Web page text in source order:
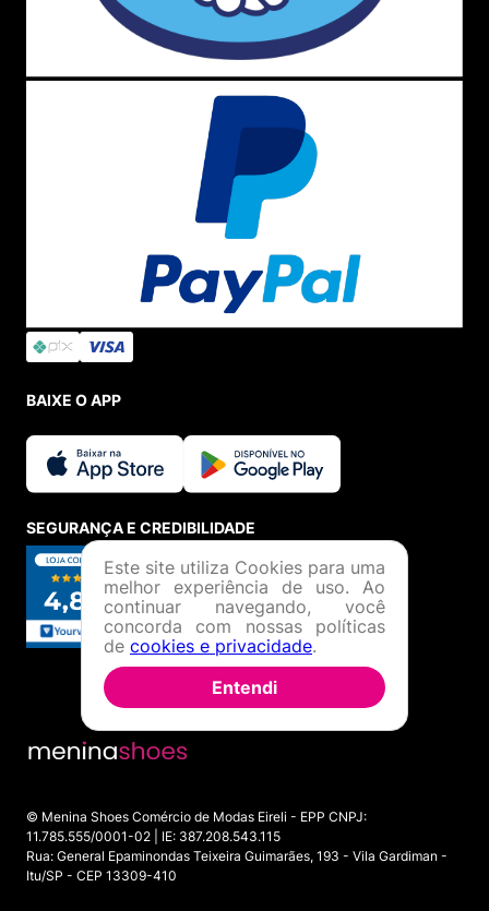
BAIXE O APP
SEGURANÇA E CREDIBILIDADE
© Menina Shoes Comércio de Modas Eireli - EPP CNPJ:
11.785.555/0001-02 | IE: 387.208.543.115
Rua: General Epaminondas Teixeira Guimarães, 193 - Vila Gardiman -
Itu/SP - CEP 13309-410
Este site utiliza Cookies para uma
melhor experiência de uso. Ao
continuar navegando, você
concorda com nossas políticas
de cookies e privacidade.
Entendi